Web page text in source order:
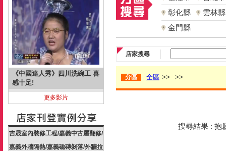
《中國達人秀》四川洗碗工 喜
感十足!
更多影片
吉晟室內裝修工程/嘉義中古屋翻修/
嘉義外牆隔熱/嘉義磁磚剝落/外牆拉
彰化縣
雲林縣
金門縣
店家搜尋
分區 全區 >> >>
搜尋結果 : 抱